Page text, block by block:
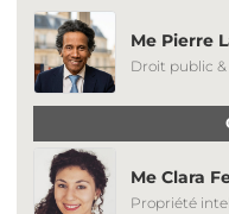
Me Pierre
Droit public
Me Clara
Propriété